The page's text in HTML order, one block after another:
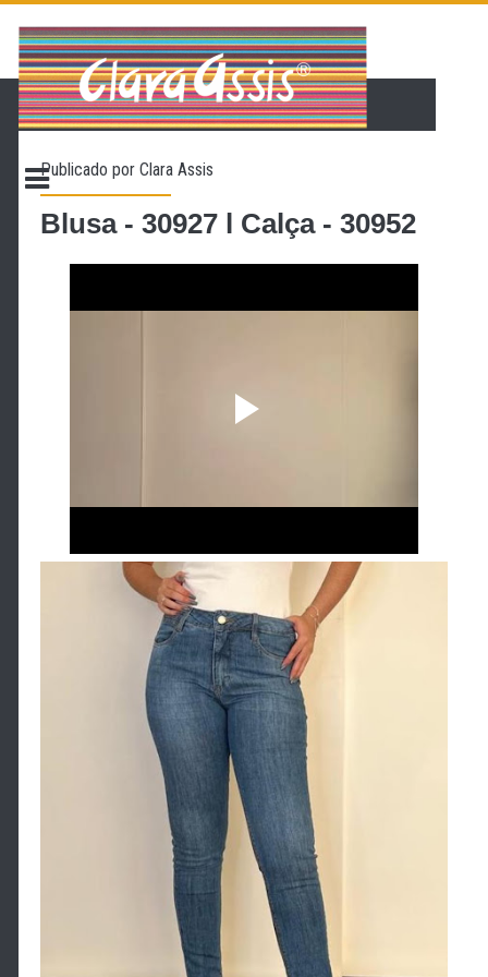
PÁGINA INICIAL
LOJA VIRTUAL
CONTATO
PROMOÇÃO
Publicado porClara Assis
Blusa - 30927 l Calça - 30952